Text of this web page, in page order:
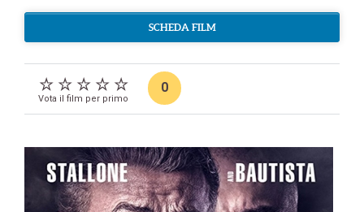
SCHEDA FILM
Vota il film per primo
0